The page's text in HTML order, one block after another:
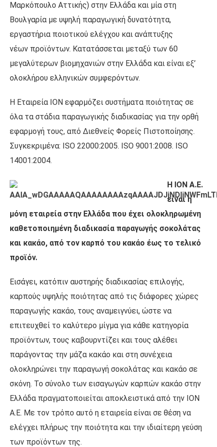
Μαρκόπουλο Αττικής) στην Ελλάδα και μία στη
Βουλγαρία με υψηλή παραγωγική δυνατότητα,
εργαστήρια ποιοτικού ελέγχου και ανάπτυξης
νέων προϊόντων. Κατατάσσεται μεταξύ των 60
μεγαλύτερων βιομηχανιών στην Ελλάδα και είναι εξ’
ολοκλήρου ελληνικών συμφερόντων.
Η Εταιρεία ΙΟΝ εφαρμόζει συστήματα ποιότητας σε
όλα τα στάδια παραγωγικής διαδικασίας για την ορθή
εφαρμογή τους, από Διεθνείς Φορείς Πιστοποίησης.
Συγκεκριμένα: ISO 22000:2005. ISO 9001:2008. ISO
14001:2004.
Η ΙΟΝ Α.Ε.
είναι η
μόνη εταιρεία στην Ελλάδα που έχει ολοκληρωμένη
καθετοποιημένη διαδικασία παραγωγής σοκολάτας
και κακάο, από τον καρπό του κακάο έως το τελικό
προϊόν.
Εισάγει, κατόπιν αυστηρής διαδικασίας επιλογής,
καρπούς υψηλής ποιότητας από τις διάφορες χώρες
παραγωγής κακάο, τους αναμειγνύει, ώστε να
επιτευχθεί το καλύτερο μίγμα για κάθε κατηγορία
προϊόντων, τους καβουρντίζει και τους αλέθει
παράγοντας την μάζα κακάο και στη συνέχεια
ολοκληρώνει την παραγωγή σοκολάτας και κακάο σε
σκόνη. Το σύνολο των εισαγωγών καρπών κακάο στην
Ελλάδα πραγματοποιείται αποκλειστικά από την ΙΟΝ
Α.Ε. Με τον τρόπο αυτό η εταιρεία είναι σε θέση να
ελέγχει πλήρως την ποιότητα και την ιδιαίτερη γεύση
των προϊόντων της.